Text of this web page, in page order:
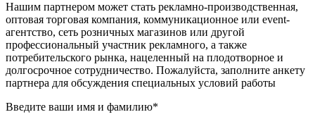
Нашим партнером может стать рекламно-производственная,
оптовая торговая компания, коммуникационное или event-
агентство, сеть розничных магазинов или другой
профессиональный участник рекламного, а также
потребительского рынка, нацеленный на плодотворное и
долгосрочное сотрудничество. Пожалуйста, заполните анкету
партнера для обсуждения специальных условий работы
Введите ваши имя и фамилию*